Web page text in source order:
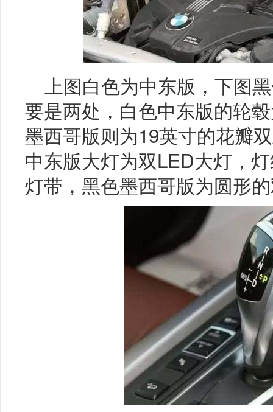
上图白色为中东版，下图
要是两处，白色中东版的轮
墨西哥版则为19英寸的花瓣
中东版大灯为双LED大灯，
灯带，黑色墨西哥版为圆形